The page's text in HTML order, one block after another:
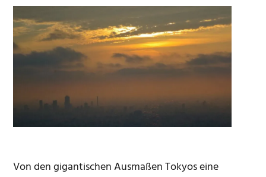
Von den gigantischen Ausmaßen Tokyos eine